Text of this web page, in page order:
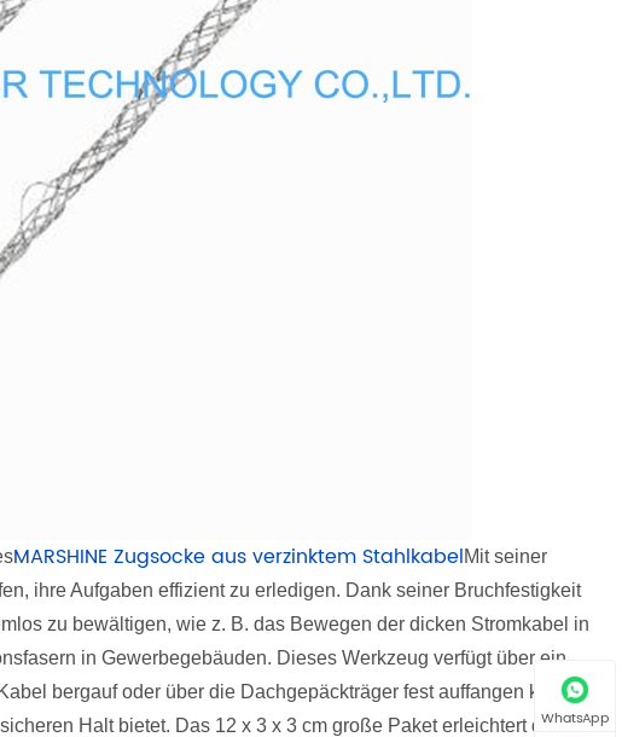
MARSHINE Zugsocke aus verzinktem StahlkabelMit seiner
ihre Aufgaben effizient zu erledigen. Dank seiner Bruchfestigkeit
zu bewältigen, wie z. B. das Bewegen der dicken Stromkabel in
in Gewerbegebäuden. Dieses Werkzeug verfügt über ein
bergauf oder über die Dachgepäckträger fest auffangen kann,
Halt bietet. Das 12 x 3 x 3 cm große Paket erleichtert dieWhatsApp